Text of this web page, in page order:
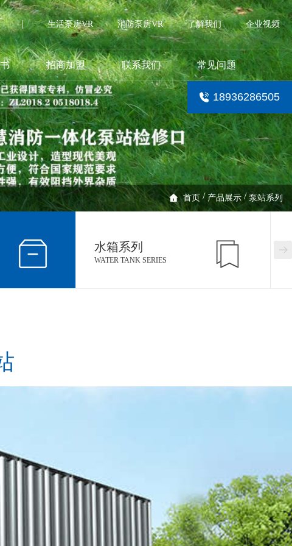
生活泵房VR 消防泵房VR 了解我们 企业视频
招商加盟 联系我们 常见问题
18936286505
首页 / 产品展示 / 泵站系列
水箱系列
WATER TANK SERIES